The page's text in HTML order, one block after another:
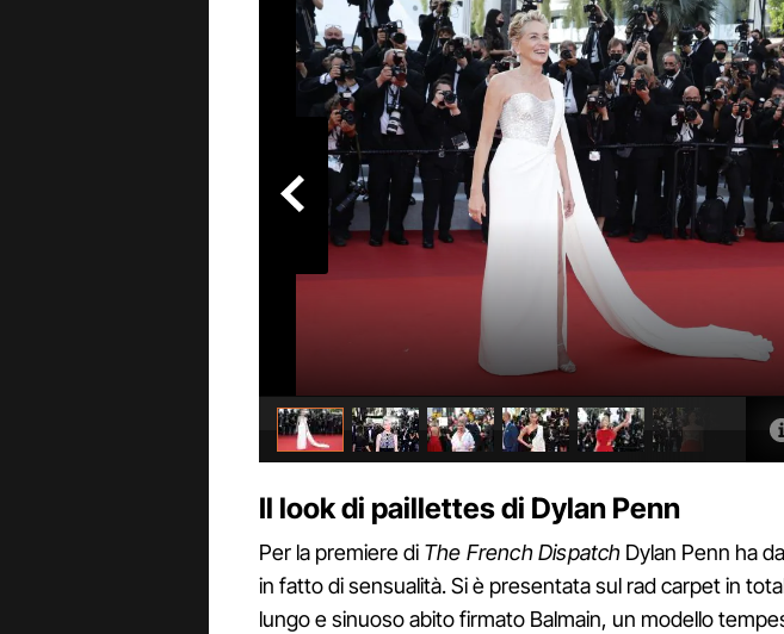
Il look di paillettes di Dylan Penn
Per la premiere di The French Dispatch Dylan Penn ha
in fatto di sensualità. Si è presentata sul rad carpet in
lungo e sinuoso abito firmato Balmain, un modello